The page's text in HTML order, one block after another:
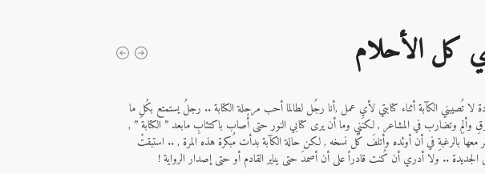
كل اﻷحلام
تُصيبني الكآبة أثناء كتابتي لأيِ عمل ,أنا رجُل لطالما أحب مرحلة الكتابة .. رجلُ يستمتع بكُلِ ما
وألمِ وتضارب في المشاعر , لكنني وما أن يرى كتابي النور حتى أُصاب باكتئابِ مابعد ” الكتابة ” ,
معها بالرغبةِ في أن أوئده وأتلفَ كُل نسخه , لكن حالة الكآبة بدأت مُبكرة هذه المرة , .. استبقتْ
الجديدة .. ولا أدري أن كُنت قادراً على أن أصمدَ حتى يناير القادم أو حتى إصدار الرواية !